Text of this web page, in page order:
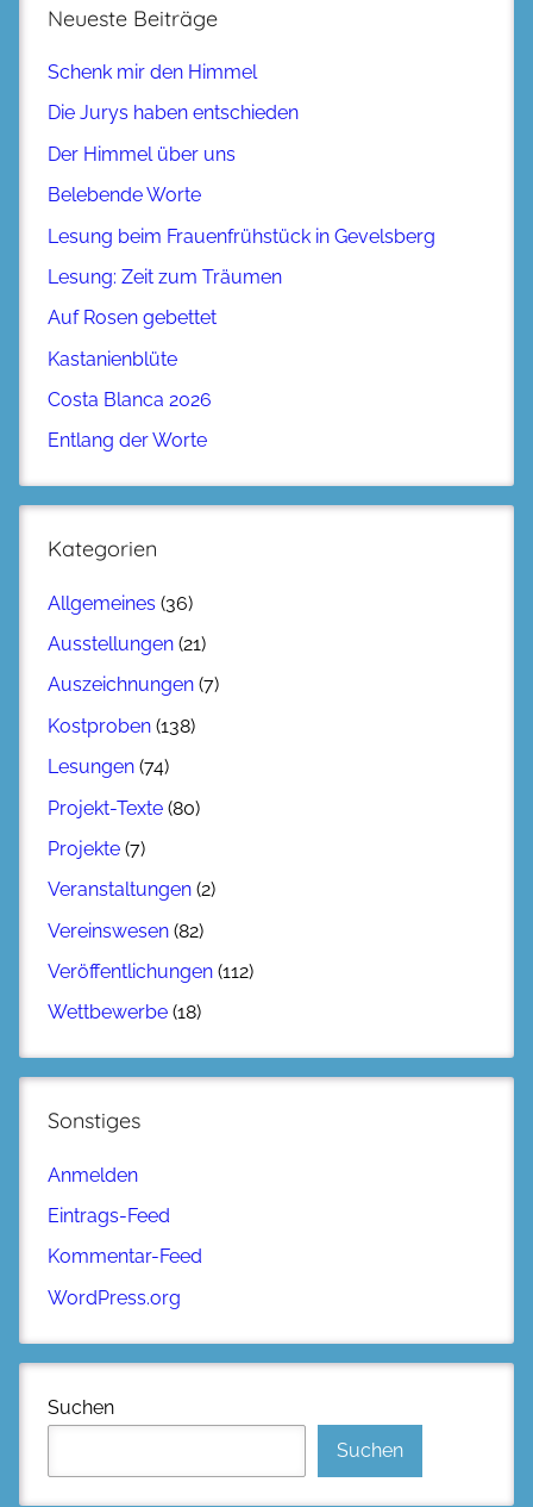
Neueste Beiträge
Schenk mir den Himmel
Die Jurys haben entschieden
Der Himmel über uns
Belebende Worte
Lesung beim Frauenfrühstück in Gevelsberg
Lesung: Zeit zum Träumen
Auf Rosen gebettet
Kastanienblüte
Costa Blanca 2026
Entlang der Worte
Kategorien
Allgemeines (36)
Ausstellungen (21)
Auszeichnungen (7)
Kostproben (138)
Lesungen (74)
Projekt-Texte (80)
Projekte (7)
Veranstaltungen (2)
Vereinswesen (82)
Veröffentlichungen (112)
Wettbewerbe (18)
Sonstiges
Anmelden
Eintrags-Feed
Kommentar-Feed
WordPress.org
Suchen
Suchen